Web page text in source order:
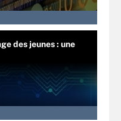
des jeunes : une